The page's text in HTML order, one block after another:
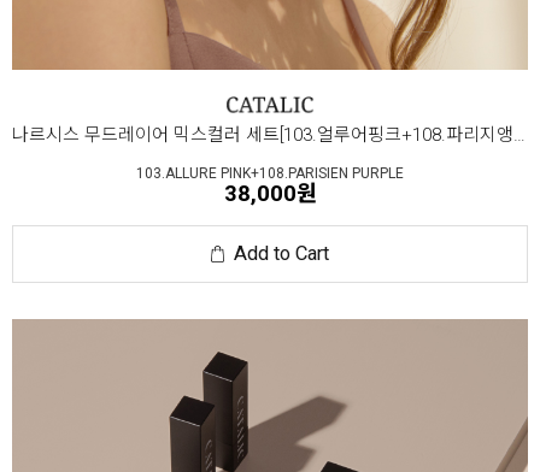
나르시스 무드레이어 믹스컬러 세트[103.얼루어핑크+108.파리지앵퍼플]
103.ALLURE PINK+108.PARISIEN PURPLE
38,000원
Add to Cart